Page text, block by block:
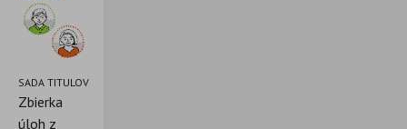
SADA TITULOV
Zbierka
úloh z